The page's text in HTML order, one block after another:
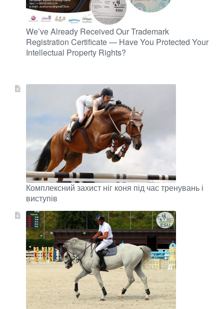
We’ve Already Received Our Trademark
Registration Certificate — Have You Protected Your
Intellectual Property Rights?
Комплексний захист ніг коня під час тренувань і
виступів